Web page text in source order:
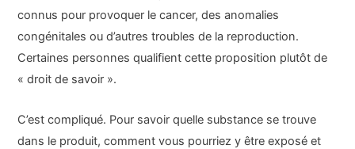
connus pour provoquer le cancer, des anomalies
congénitales ou d’autres troubles de la reproduction.
Certaines personnes qualifient cette proposition plutôt de
« droit de savoir ».
C’est compliqué. Pour savoir quelle substance se trouve
dans le produit, comment vous pourriez y être exposé et